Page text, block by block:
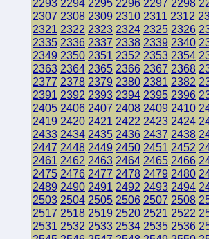
2293 2294 2295 2296 2297 2298
2307 2308 2309 2310 2311 2312
2321 2322 2323 2324 2325 2326
2335 2336 2337 2338 2339 2340
2349 2350 2351 2352 2353 2354
2363 2364 2365 2366 2367 2368
2377 2378 2379 2380 2381 2382
2391 2392 2393 2394 2395 2396
2405 2406 2407 2408 2409 2410
2419 2420 2421 2422 2423 2424
2433 2434 2435 2436 2437 2438
2447 2448 2449 2450 2451 2452
2461 2462 2463 2464 2465 2466
2475 2476 2477 2478 2479 2480
2489 2490 2491 2492 2493 2494
2503 2504 2505 2506 2507 2508
2517 2518 2519 2520 2521 2522
2531 2532 2533 2534 2535 2536